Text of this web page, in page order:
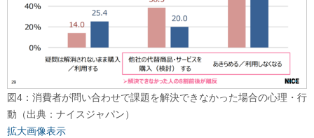
図4：消費者が問い合わせで課題を解決できなかった場合の心理・行
動（出典：ナイスジャパン）
拡大画像表示